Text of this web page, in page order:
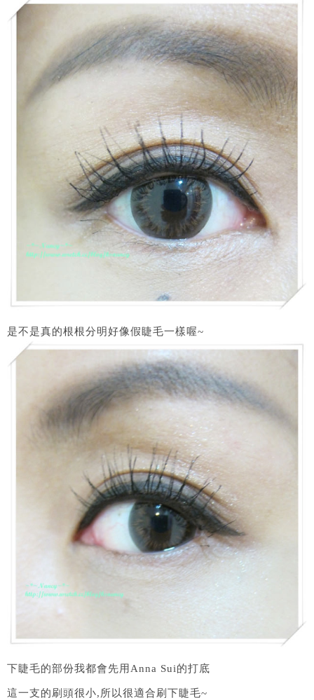
是不是真的根根分明好像假睫毛一樣喔~
下睫毛的部份我都會先用Anna Sui的打底
這一支的刷頭很小,所以很適合刷下睫毛~